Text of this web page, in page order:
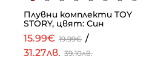
Плувни комплекти TOY
STORY, цвят: Син
15.99€ 19.99€ /
31.27лв. 39.10лв.